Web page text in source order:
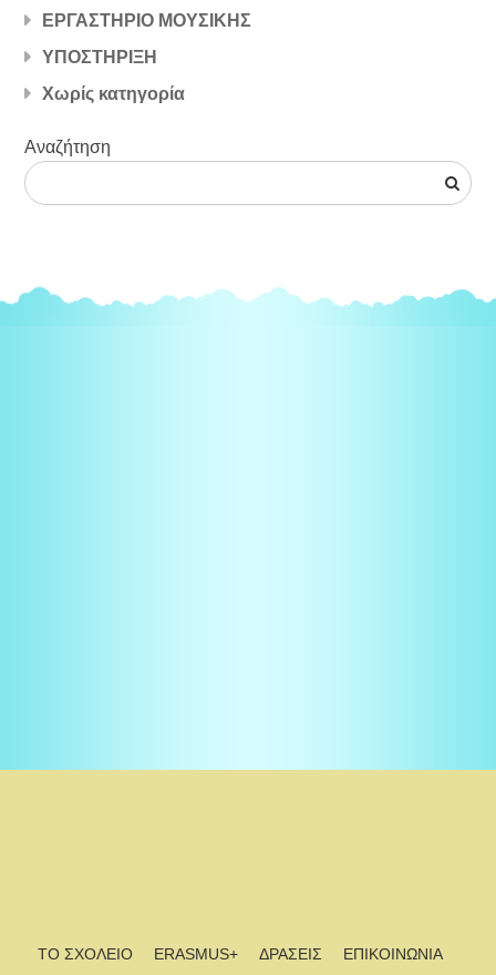
ΕΡΓΑΣΤΗΡΙΟ ΜΟΥΣΙΚΗΣ
ΥΠΟΣΤΗΡΙΞΗ
Χωρίς κατηγορία
Αναζήτηση
ΤΟ ΣΧΟΛΕΙΟ ERASMUS+ ΔΡΑΣΕΙΣ ΕΠΙΚΟΙΝΩΝΙΑ